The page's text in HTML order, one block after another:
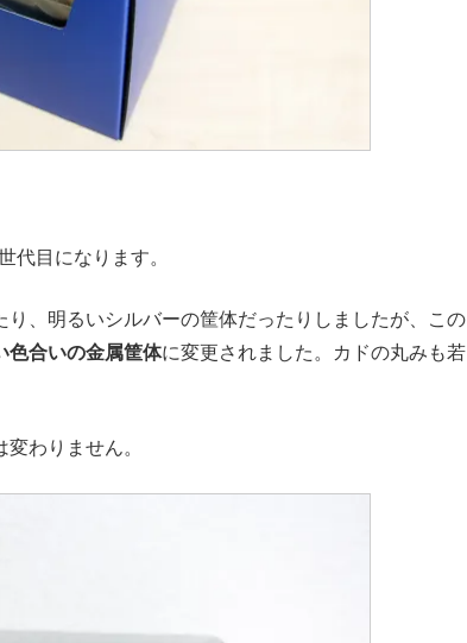
代目になります。
、明るいシルバーの筐体だったりしましたが、この
色合いの金属筐体に変更されました。カドの丸みも若
わりません。